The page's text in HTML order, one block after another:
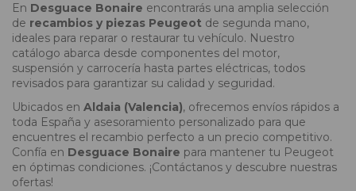
En Desguace Bonaire encontrarás una amplia selección
de recambios y piezas Peugeot de segunda mano,
ideales para reparar o restaurar tu vehículo. Nuestro
catálogo abarca desde componentes del motor,
suspensión y carrocería hasta partes eléctricas, todos
revisados para garantizar su calidad y seguridad.
Ubicados en Aldaia (Valencia), ofrecemos envíos rápidos a
toda España y asesoramiento personalizado para que
encuentres el recambio perfecto a un precio competitivo.
Confía en Desguace Bonaire para mantener tu Peugeot
en óptimas condiciones. ¡Contáctanos y descubre nuestras
ofertas!